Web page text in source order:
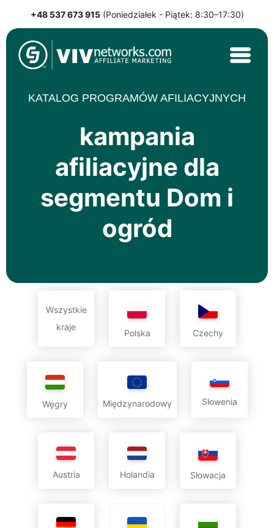
to
content
+48 537 673 915(Poniedziałek - Piątek: 8:30–17:30)
VIVnetworks.com Sp. z o.o.
Nejvýkonnější affiliate síť v CEE
KATALOG PROGRAMÓW AFILIACYJNYCH
kampania
afiliacyjne dla
segmentu Dom i
ogród
Wszystkie
kraje
Polska Czechy
Węgry Międzynarodowy Słowenia
Austria Holandia Słowacja